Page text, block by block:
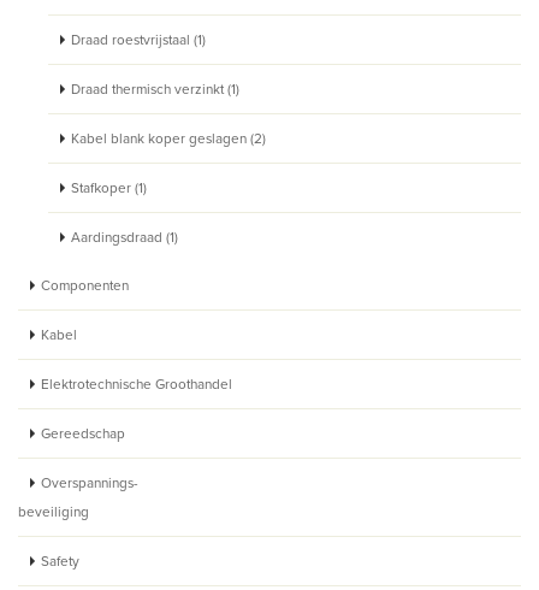
Draad roestvrijstaal (1)
Draad thermisch verzinkt (1)
Kabel blank koper geslagen (2)
Stafkoper (1)
Aardingsdraad (1)
Componenten
Kabel
Elektrotechnische Groothandel
Gereedschap
Overspannings-
beveiliging
Safety